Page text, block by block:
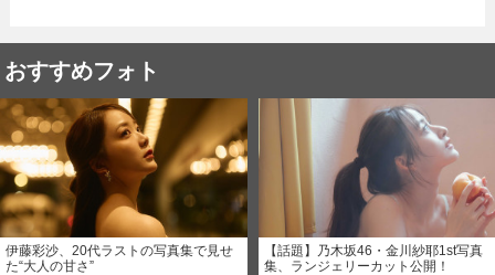
おすすめフォト
伊藤彩沙、20代ラストの写真集で見せ
た“大人の甘さ”
【話題】乃木坂46・金川紗耶1st写真
集、ランジェリーカット公開！